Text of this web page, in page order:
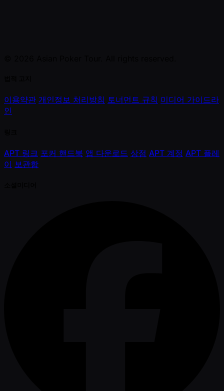
이용약관 개인정보 처리방침 토너먼트 규칙 미디어 가이드라
인
APT 링크 포커 핸드북 앱 다운로드 상점 APT 계정 APT 플레
이 보관함